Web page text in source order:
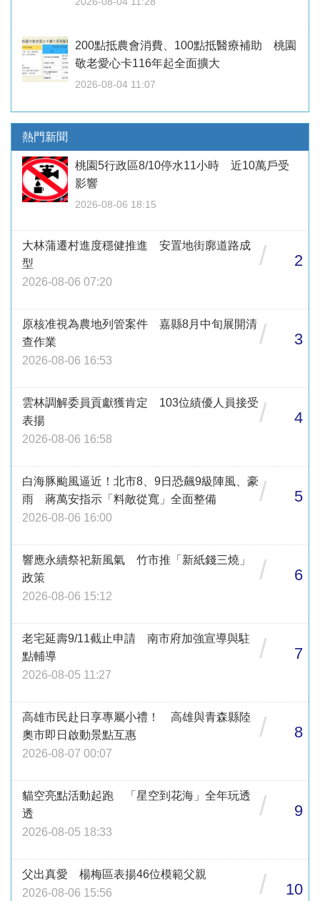
200點抵農會消費、100點抵醫療補助 桃園
敬老愛心卡116年起全面擴大
2026-08-04 11:07
熱門新聞
桃園5行政區8/10停水11小時 近10萬戶受
影響
2026-08-06 18:15
大林蒲遷村進度穩健推進 安置地街廓道路成
型
2026-08-06 07:20
/ 2
原核准視為農地列管案件 嘉縣8月中旬展開清
查作業
2026-08-06 16:53
/ 3
雲林調解委員貢獻獲肯定 103位績優人員接受
表揚
2026-08-06 16:58
/ 4
白海豚颱風逼近！北市8、9日恐飆9級陣風、豪
雨 蔣萬安指示「料敵從寬」全面整備
2026-08-06 16:00
/ 5
響應永續祭祀新風氣 竹市推「新紙錢三燒」
政策
2026-08-06 15:12
/ 6
老宅延壽9/11截止申請 南市府加強宣導與駐
點輔導
2026-08-05 11:27
/ 7
高雄市民赴日享專屬小禮！ 高雄與青森縣陸
奧市即日啟動景點互惠
2026-08-07 00:07
/ 8
貓空亮點活動起跑 「星空到花海」全年玩透
透
2026-08-05 18:33
/ 9
父出真愛 楊梅區表揚46位模範父親
2026-08-06 15:56
/ 10